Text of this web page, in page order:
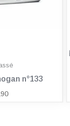
n°133